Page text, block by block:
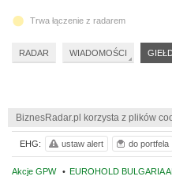
BiznesRadar.pl korzysta z plików
Akcje GPW • EUROHOLD BULGARIA
EHG: ustaw alert do portfela
Trwa łączenie z radarem
RADAR WIADOMOŚCI